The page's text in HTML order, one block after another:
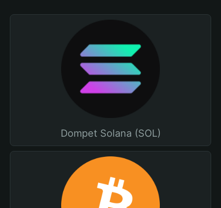
Dompet Solana (SOL)